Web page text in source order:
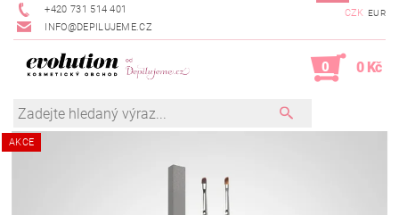
+420 731 514 401
INFO@DEPILUJEME.CZ
CZK EUR
0 0 Kč
AKCE